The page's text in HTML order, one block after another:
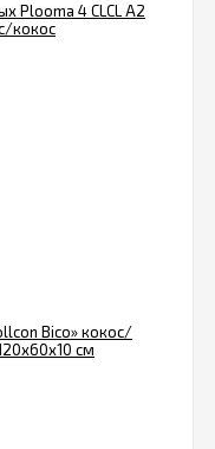
Plooma 4 CLCL А2
кокос
Bico» кокос/
см